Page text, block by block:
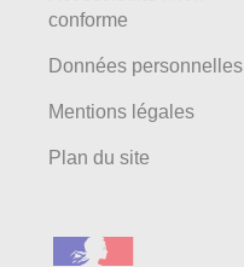
conforme
Données personnelles
Mentions légales
Plan du site